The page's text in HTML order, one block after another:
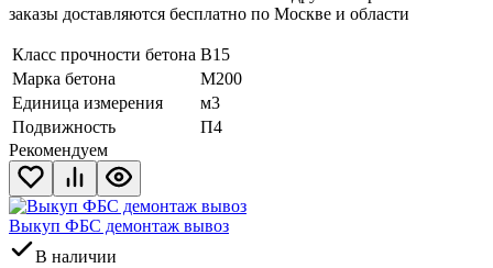
заказы доставляются бесплатно по Москве и области
Класс прочности бетона В15
Марка бетона
М200
Единица измерения
м3
Подвижность
П4
Рекомендуем
Выкуп ФБС демонтаж вывоз
В наличии